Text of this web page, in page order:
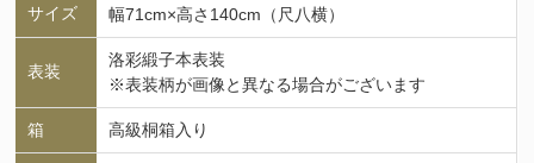
サイズ 幅71cm×高さ140cm（尺八横）
表装
洛彩緞子本表装
※表装柄が画像と異なる場合がございます
箱 高級桐箱入り